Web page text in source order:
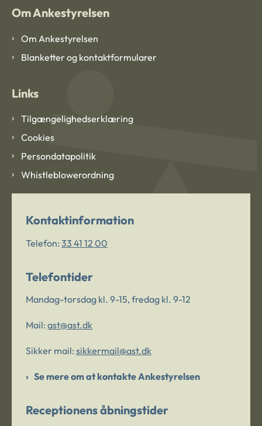
Om Ankestyrelsen
Om Ankestyrelsen
Blanketter og kontaktformularer
Links
Tilgængelighedserklæring
Cookies
Persondatapolitik
Whistleblowerordning
Kontaktinformation
Telefon: 33 41 12 00
Telefontider
Mandag-torsdag kl. 9-15, fredag kl. 9-12
Mail: ast@ast.dk
Sikker mail: sikkermail@ast.dk
Se mere om at kontakte Ankestyrelsen
Receptionens åbningstider